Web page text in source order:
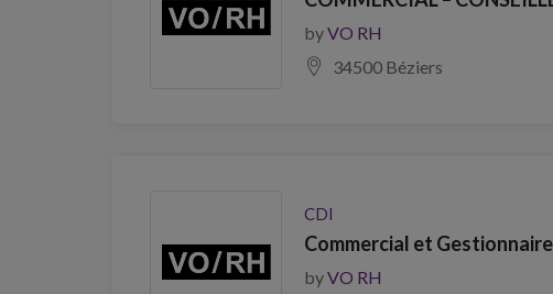
byVO RH
34500 Béziers
CDI
Commercial et
byVO RH